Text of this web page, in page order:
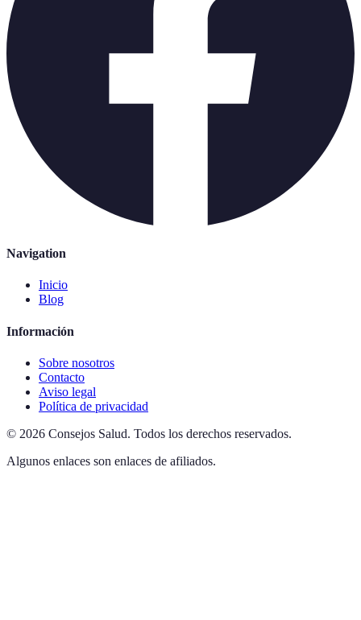
Navigation
Inicio
Blog
Información
Sobre nosotros
Contacto
Aviso legal
Política de privacidad
© 2026 Consejos Salud. Todos los derechos reservados.
Algunos enlaces son enlaces de afiliados.